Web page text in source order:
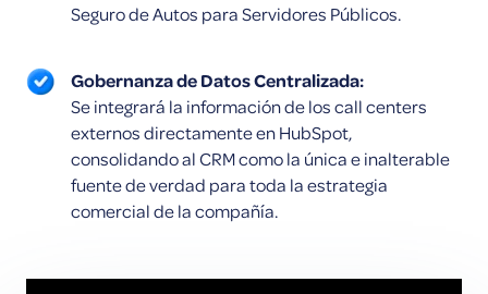
Seguro de Autos para Servidores Públicos.
Gobernanza de Datos Centralizada:
Se integrará la información de los call centers
externos directamente en HubSpot,
consolidando al CRM como la única e inalterable
fuente de verdad para toda la estrategia
comercial de la compañía.